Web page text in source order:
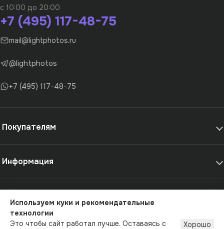
с 10:00 до 20:00
+7 (495) 117-48-75
mail@lightphotos.ru
@lightphotos
+7 (495) 117-48-75
Покупателям
Информация
© 2012-2026 - LightPhotos.ru, оборудование для фотостудий
Публичная оферта Политика конфиденциальности
Используем куки и рекомендательные
технологии
Это чтобы сайт работал лучше. Оставаясь с
Хорошо